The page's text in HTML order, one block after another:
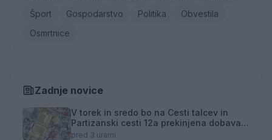
Šport
Gospodarstvo Politika
Obvestila
Osmrtnice
Zadnje novice
V torek in sredo bo na Cesti talcev in
Partizanski cesti 12a prekinjena dobava
toplotne energije
pred 3 urami